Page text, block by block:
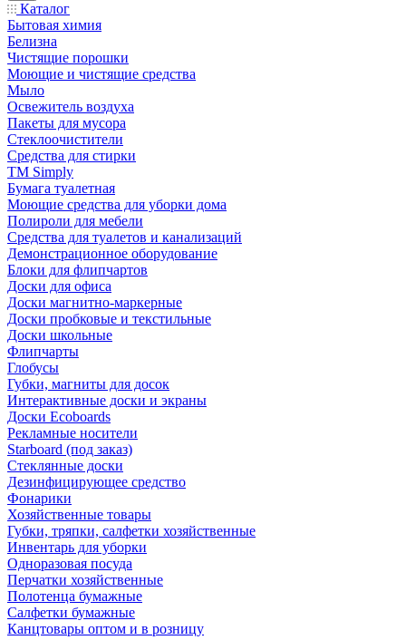
Каталог
Бытовая химия
Белизна
Чистящие порошки
Моющие и чистящие средства
Мыло
Освежитель воздуха
Пакеты для мусора
Стеклоочистители
Средства для стирки
TM Simply
Бумага туалетная
Моющие средства для уборки дома
Полироли для мебели
Средства для туалетов и канализаций
Демонстрационное оборудование
Блоки для флипчартов
Доски для офиса
Доски магнитно-маркерные
Доски пробковые и текстильные
Доски школьные
Флипчарты
Глобусы
Губки, магниты для досок
Интерактивные доски и экраны
Доски Ecoboards
Рекламные носители
Starboard (под заказ)
Стеклянные доски
Дезинфицирующее средство
Фонарики
Хозяйственные товары
Губки, тряпки, салфетки хозяйственные
Инвентарь для уборки
Одноразовая посуда
Перчатки хозяйственные
Полотенца бумажные
Салфетки бумажные
Канцтовары оптом и в розницу